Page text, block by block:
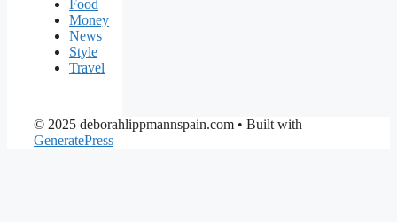
Food
Money
News
Style
Travel
© 2025 deborahlippmannspain.com • Built with
GeneratePress